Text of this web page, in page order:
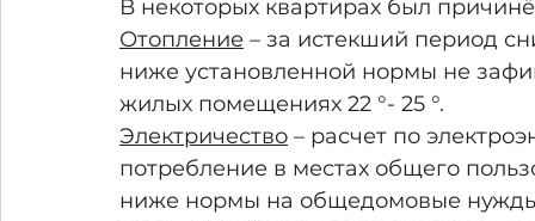
В некоторых квартирах был
Отопление – за истекший период
ниже установленной нормы не
жилых помещениях 22 °- 25 °.
Электричество – расчет по
потребление в местах общего
ниже нормы на общедомовые